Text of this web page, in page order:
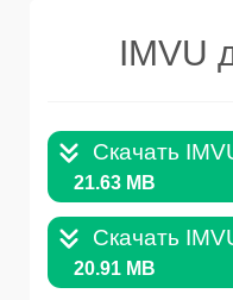
IMVU
Скачать
21.63 MB
Скачать
20.91 MB